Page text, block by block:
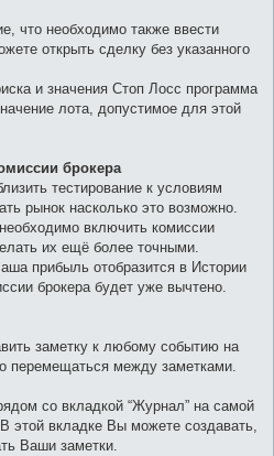
что необходимо также ввести
открыть сделку без указанного
и значения Стоп Лосс программа
лота, допустимое для этой
брокера
тестирование к условиям
рынок насколько это возможно.
включить комиссии
их ещё более точными.
прибыль отобразится в Истории
брокера будет уже вычтено.
заметку к любому событию на
перемещаться между заметками.
со вкладкой “Журнал” на самой
этой вкладке Вы можете создавать,
Ваши заметки.